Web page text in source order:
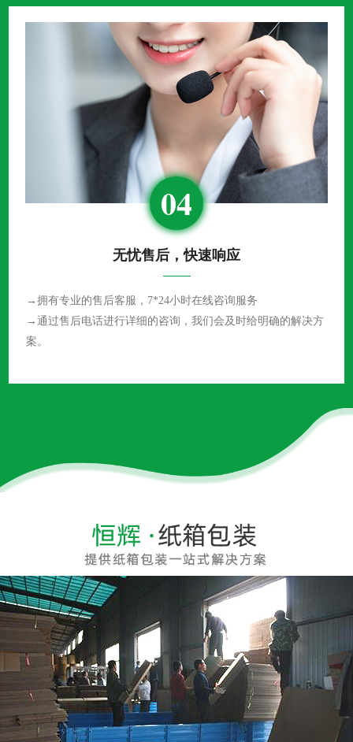
04
无忧售后，快速响应
→拥有专业的售后客服，7*24小时在线咨询服务
→通过售后电话进行详细的咨询，我们会及时给明确的解决方
案。